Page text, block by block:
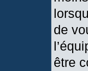
de
être